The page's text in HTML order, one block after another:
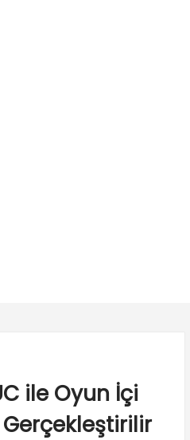
ile Oyun İçi
Gerçekleştirilir